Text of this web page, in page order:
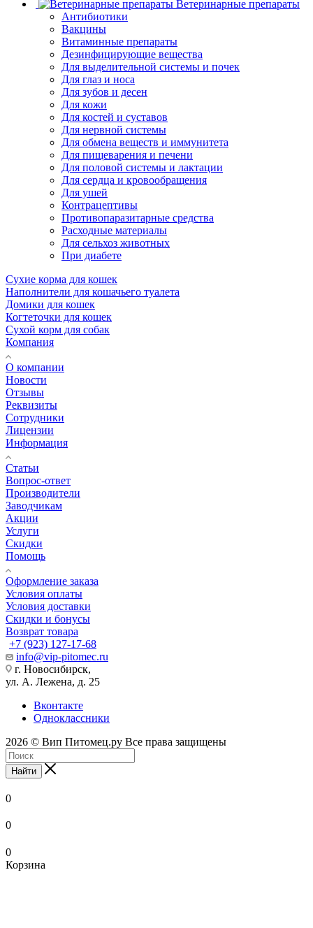
Ветеринарные препараты
Антибиотики
Вакцины
Витаминные препараты
Дезинфицирующие вещества
Для выделительной системы и почек
Для глаз и носа
Для зубов и десен
Для кожи
Для костей и суставов
Для нервной системы
Для обмена веществ и иммунитета
Для пищеварения и печени
Для половой системы и лактации
Для сердца и кровообращения
Для ушей
Контрацептивы
Противопаразитарные средства
Расходные материалы
Для сельхоз животных
При диабете
Сухие корма для кошек
Наполнители для кошачьего туалета
Домики для кошек
Когтеточки для кошек
Сухой корм для собак
Компания
О компании
Новости
Отзывы
Реквизиты
Сотрудники
Лицензии
Информация
Статьи
Вопрос-ответ
Производители
Заводчикам
Акции
Услуги
Скидки
Помощь
Оформление заказа
Условия оплаты
Условия доставки
Скидки и бонусы
Возврат товара
+7 (923) 127-17-68
info@vip-pitomec.ru
г. Новосибирск,
ул. А. Лежена, д. 25
Вконтакте
Одноклассники
2026 © Вип Питомец.ру Все права защищены
Найти
0
0
0
Корзина